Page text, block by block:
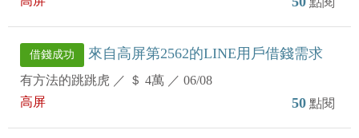
借錢成功 來自高屏第2562的LINE用戶借錢需求
有方法的跳跳虎 ／ ＄ 4萬 ／ 06/08
高屏
50 點閱